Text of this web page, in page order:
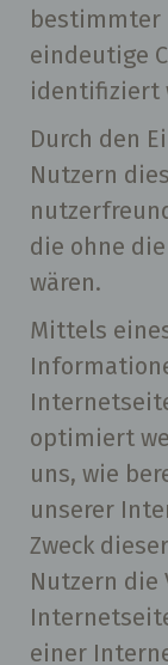
bestimmter
eindeutige
identifiziert
Durch den
Nutzern
die ohne
wären.
Mittels
optimiert
uns, wie
unserer
Zweck
Nutzern die
einer